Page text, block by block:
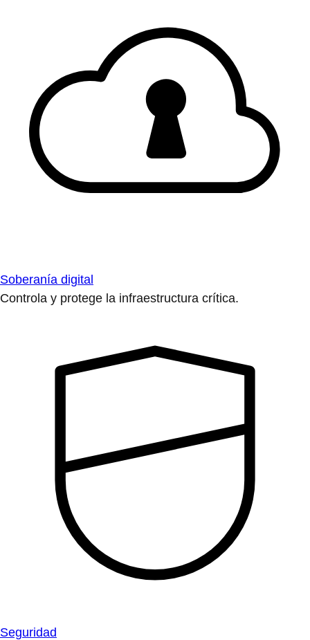
Soberanía digital
Controla y protege la infraestructura crítica.
Seguridad